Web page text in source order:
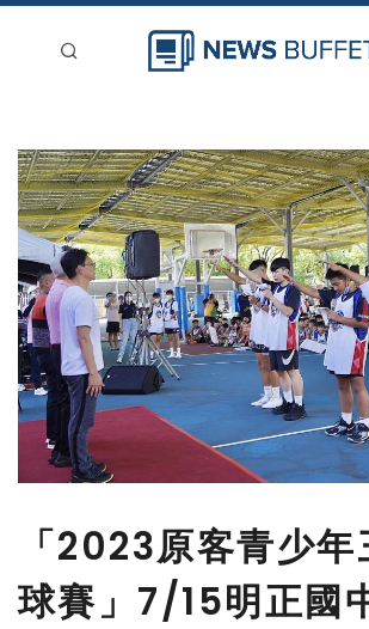
新聞稿分類
登入
刊登
「2023原客青少
球賽」7/15明正國